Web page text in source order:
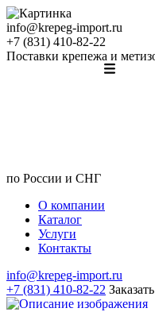
info@krepeg-import.ru
+7 (831) 410-82-22
Поставки крепежа и
по России и СНГ
О компании
Каталог
Услуги
Контакты
info@krepeg-import.ru
+7 (831) 410-82-22